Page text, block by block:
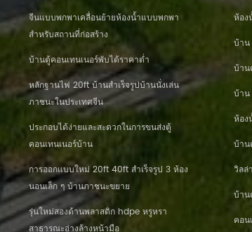
จีนแบบพกพาเคลื่อนย้ายห้องน้ำแบบพกพา
สำหรับสถานที่ก่อสร้าง
บ้านตู้คอนเทนเนอร์พับได้ราคาต่ำ
หลักฐานไฟ 20ft บ้านสำเร็จรูปบ้านนั่งเล่น
ภาชนะในประเทศจีน
ประกอบได้ง่ายและสะดวกในการขนส่งตู้
คอนเทนเนอร์บ้าน
การออกแบบใหม่ 20ft 40ft สำเร็จรูป 3 ห้อง
นอนเล็ก ๆ บ้านภาชนะขยาย
รุ่นใหม่สองด้านพลาสติก hdpe หรูหรา
สาธารณะอ่างล้างหน้ามือ
ห้อง
บ้า
บ้าน
บ้า
ห้อง
บ้า
วิลล่
บ้า
คอน